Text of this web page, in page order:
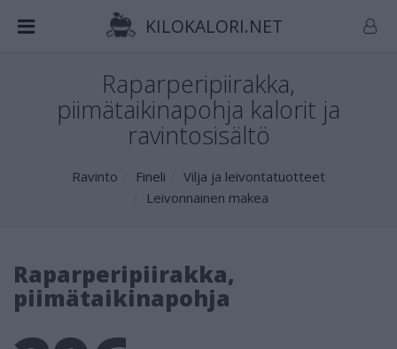
KILOKALORI.NET
Raparperipiirakka,
piimätaikinapohja kalorit ja
ravintosisältö
Ravinto Fineli
Vilja ja leivontatuotteet
Leivonnainen makea
Raparperipiirakka,
piimätaikinapohja